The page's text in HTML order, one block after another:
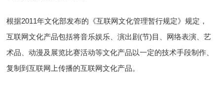
根据2011年文化部发布的《互联网文化管理暂行规定》规定，
互联网文化产品包括将音乐娱乐、演出剧(节)目、网络表演、艺
术品、动漫及展览比赛活动等文化产品以一定的技术手段制作、
复制到互联网上传播的互联网文化产品。